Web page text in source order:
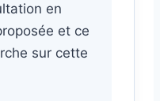
en
et ce
sur cette